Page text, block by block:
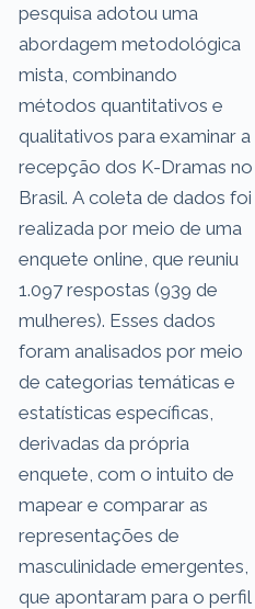
pesquisa adotou uma
abordagem metodológica
mista, combinando
métodos quantitativos e
qualitativos para examinar a
recepção dos K-Dramas no
Brasil. A coleta de dados foi
realizada por meio de uma
enquete online, que reuniu
1.097 respostas (939 de
mulheres). Esses dados
foram analisados por meio
de categorias temáticas e
estatísticas específicas,
derivadas da própria
enquete, com o intuito de
mapear e comparar as
representações de
masculinidade emergentes,
que apontaram para o perfil